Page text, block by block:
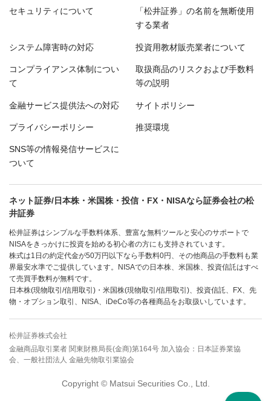
セキュリティについて 「松井証券」の名前を無断使用
する業者
システム障害時の対応 投資用教材販売業者について
コンプライアンス体制につい
て
取扱商品のリスクおよび手数料
等の説明
金融サービス提供法への対応 サイトポリシー
プライバシーポリシー 推奨環境
SNS等の情報発信サービスに
ついて
ネット証券/日本株・米国株・投信・FX・NISAなら証券会社の松
井証券
松井証券はシンプルな手数料体系、豊富な無料ツールと安心のサポートで
NISAをきっかけに投資を始める初心者の方にも支持されています。
株式は1日の約定代金が50万円以下なら手数料0円、その他商品の手数料も業
界最安水準でご提供しています。NISAでの日本株、米国株、投資信託はすべ
て売買手数料が無料です。
日本株(現物取引/信用取引)・米国株(現物取引/信用取引)、投資信託、FX、先
物・オプション取引、NISA、iDeCo等の各種商品をお取扱いしています。
松井証券株式会社
金融商品取引業者 関東財務局長(金商)第164号 加入協会：日本証券業協
会、一般社団法人 金融先物取引業協会
Copyright © Matsui Securities Co., Ltd.